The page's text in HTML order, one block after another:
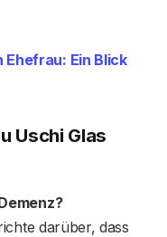
Ehefrau: Ein Blick
Uschi Glas
darüber, dass